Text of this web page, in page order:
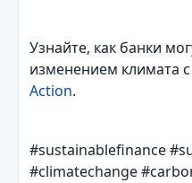
Узнайте, как банки
изменением климата
Action.
#sustainablefinance
#climatechange